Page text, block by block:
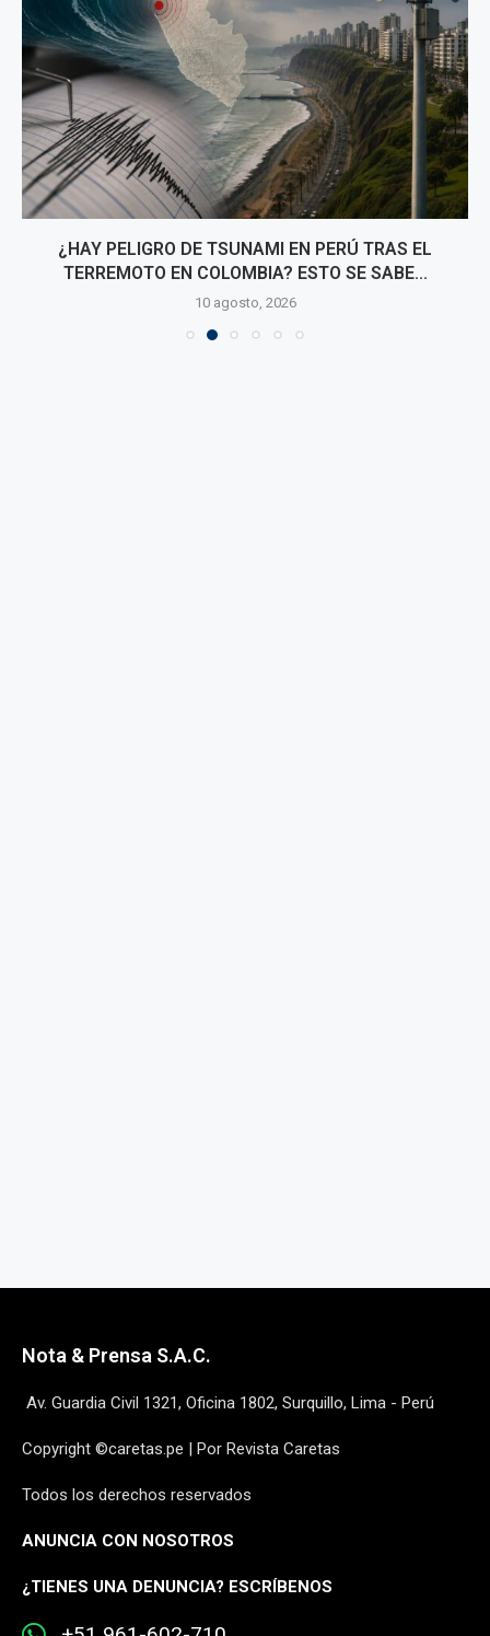
¿HAY PELIGRO DE TSUNAMI EN PERÚ TRAS EL
TERREMOTO EN COLOMBIA? ESTO SE SABE...
10 agosto, 2026
Nota & Prensa S.A.C.
Av. Guardia Civil 1321, Oficina 1802, Surquillo, Lima - Perú
Copyright ©caretas.pe | Por Revista Caretas
Todos los derechos reservados
ANUNCIA CON NOSOTROS
¿TIENES UNA DENUNCIA? ESCRÍBENOS